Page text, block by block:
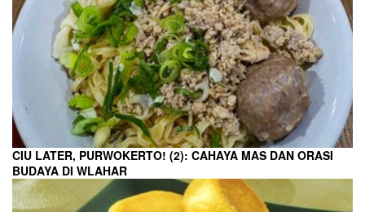
CIU LATER, PURWOKERTO! (2): CAHAYA MAS DAN ORASI
BUDAYA DI WLAHAR